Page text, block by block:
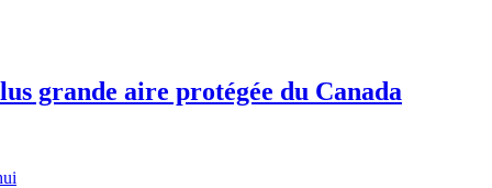
grande aire protégée du Canada